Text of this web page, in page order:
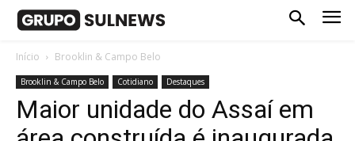
Início Brooklin & Campo Belo
Brooklin & Campo Belo Cotidiano Destaques
Maior unidade do Assaí em